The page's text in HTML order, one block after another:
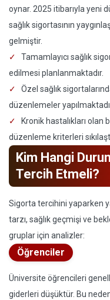
oynar. 2025 itibarıyla yeni
sağlık sigortasının
gelmiştir.
Tamamlayıcı sağlık
edilmesi planlanmaktadır.
Özel sağlık
düzenlemeler
Kronik hastalıkları
düzenleme kriterleri
Kim Hangi
Tercih Etmeli?
Sigorta tercihini yaparken
tarzı, sağlık geçmişi ve
gruplar için analizler:
Öğrenciler
Üniversite öğrencileri
giderleri düşüktür. Bu